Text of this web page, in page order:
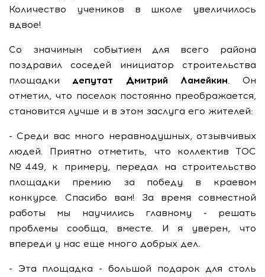
Количество учеников в школе увеличилось
вдвое!
Со значимым событием для всего района
поздравил соседей инициатор строительства
площадки депутат Дмитрий Ламейкин. Он
отметил, что поселок постоянно преображается,
становится лучше и в этом заслуга его жителей:
- Среди вас много неравнодушных, отзывчивых
людей. Приятно отметить, что коллектив ТОС
№449, к примеру, передал на строительство
площадки премию за победу в краевом
конкурсе. Спасибо вам! За время совместной
работы мы научились главному - решать
проблемы сообща, вместе. И я уверен, что
впереди у нас еще много добрых дел.
- Эта площадка - большой подарок для столь